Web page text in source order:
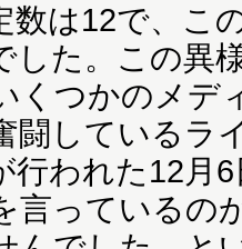
数は12で、こ
した。この異
くつかのメデ
闘しているラ
行われた12月
言っているの